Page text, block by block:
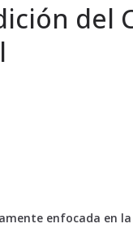
del
enfocada en